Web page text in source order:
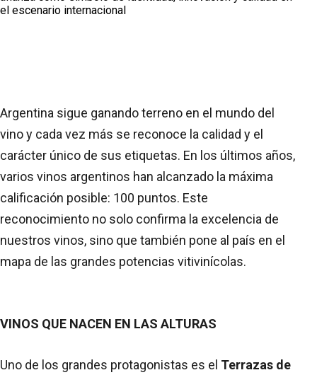
el escenario internacional
Argentina sigue ganando terreno en el mundo del
vino y cada vez más se reconoce la calidad y el
carácter único de sus etiquetas. En los últimos años,
varios vinos argentinos han alcanzado la máxima
calificación posible: 100 puntos. Este
reconocimiento no solo confirma la excelencia de
nuestros vinos, sino que también pone al país en el
mapa de las grandes potencias vitivinícolas.
VINOS QUE NACEN EN LAS ALTURAS
Uno de los grandes protagonistas es el Terrazas de